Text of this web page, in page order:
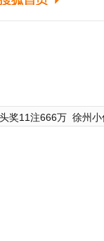
奖11注666万 徐州